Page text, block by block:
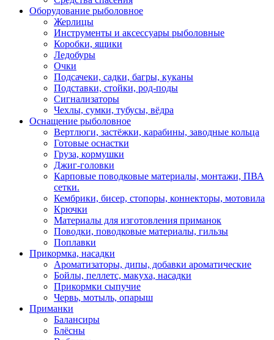
Оборудование рыболовное
Жерлицы
Инструменты и аксессуары рыболовные
Коробки, ящики
Ледобуры
Очки
Подсачеки, садки, багры, куканы
Подставки, стойки, род-поды
Сигнализаторы
Чехлы, сумки, тубусы, вёдра
Оснащение рыболовное
Вертлюги, застёжки, карабины, заводные кольца
Готовые оснастки
Груза, кормушки
Джиг-головки
Карповые поводковые материалы, монтажи, ПВА
сетки.
Кембрики, бисер, стопоры, коннекторы, мотовила
Крючки
Материалы для изготовления приманок
Поводки, поводковые материалы, гильзы
Поплавки
Прикормка, насадки
Ароматизаторы, дипы, добавки ароматические
Бойлы, пеллетс, макуха, насадки
Прикормки сыпучие
Червь, мотыль, опарыш
Приманки
Балансиры
Блёсны